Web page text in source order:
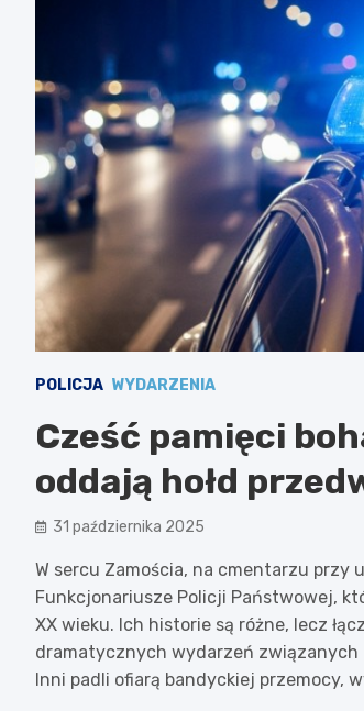
POLICJA WYDARZENIA
Cześć pamięci
oddają hołd
31 października 2025
W sercu Zamościa, na cmentarzu przy
Funkcjonariusze Policji Państwowej,
XX wieku. Ich historie są różne, lecz
dramatycznych wydarzeń związanych
Inni padli ofiarą bandyckiej przemocy,